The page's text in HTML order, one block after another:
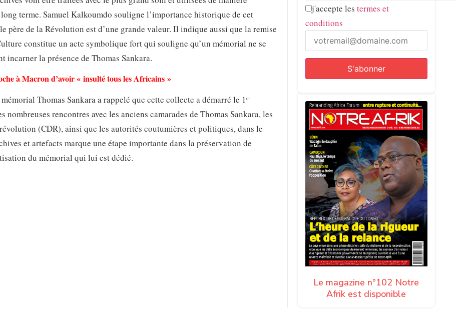
terme. Samuel Kalkoumdo souligne l’importance historique de cet
père de la Révolution est d’une grande valeur. Il indique aussi que la remise
constitue un acte symbolique fort qui souligne qu’un mémorial ne se
incarner la présence de Thomas Sankara.
à Macron d’avoir « insulté tous les Africains »
Thomas Sankara a rappelé que cette collecte a démarré le 1ᵉʳ
rencontres avec les anciens camarades de Thomas Sankara, les
(CDR), ainsi que les autorités coutumières et politiques, dans le
et artefacts marque une étape importante dans la préservation de
du mémorial qui lui est dédié.
j'accepte les termes et
conditions
Le magazine n°102 Notre
Afrik est disponible